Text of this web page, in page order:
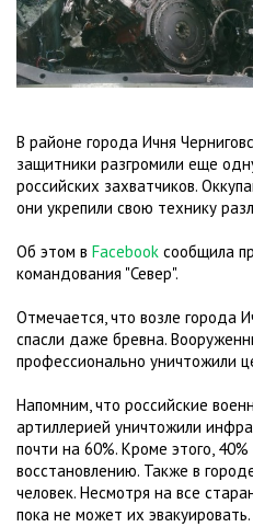
В районе города Ичня
защитники разгромили еще
российских захватчиков.
они укрепили свою технику
Об этом в Facebook сообщила
командования "Север".
Отмечается, что возле города
спасли даже бревна.
профессионально уничтожили
Напомним, что российские
артиллерией уничтожили
почти на 60%. Кроме этого,
восстановлению. Также в
человек. Несмотря на все
пока не может их эвакуировать.